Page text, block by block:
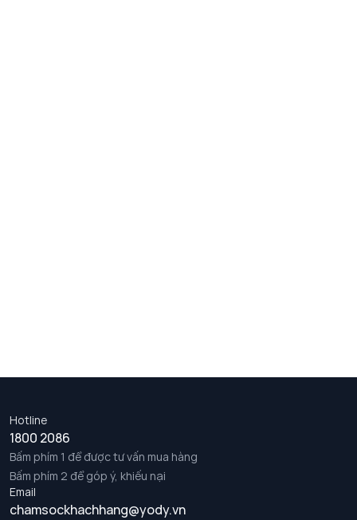
Hotline
1800 2086
Bấm phím 1 để được tư vấn mua hàng
Bấm phím 2 để góp ý, khiếu nại
Email
chamsockhachhang@yody.vn